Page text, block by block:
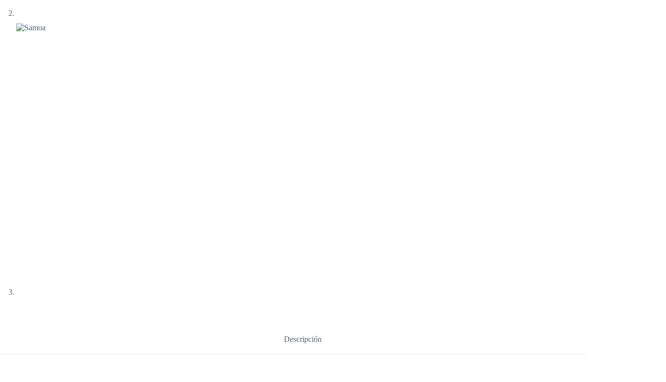
Descripción